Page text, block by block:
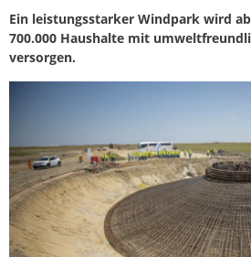
Ein leistungsstarker Windpark wird
700.000 Haushalte mit
versorgen.